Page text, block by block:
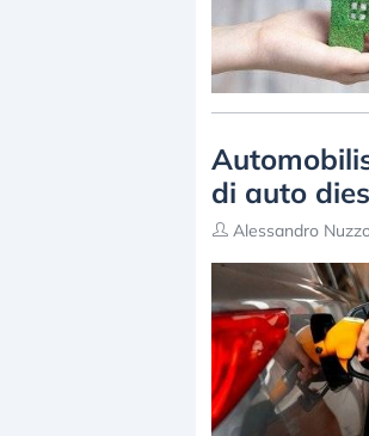
di auto
Alessandro